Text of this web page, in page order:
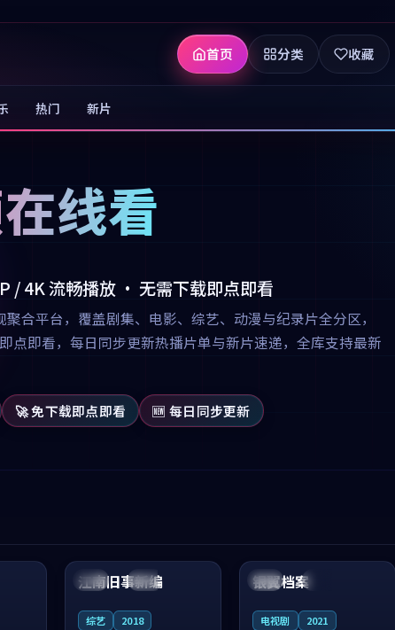
首页 分类 收藏
热门 新片
线看
/ 4K 流畅播放 · 无需下载即点即看
合平台，覆盖剧集、电影、综艺、动漫与纪录片全分区，
点即看，每日同步更新热播片单与新片速递，全库支持最新
🚀 免下载即点即看 🆕 每日同步更新
99:21
日本 院线
99:53
江南旧事新编
综艺 2018
中国
99:20
银翼档案
电视剧 2021